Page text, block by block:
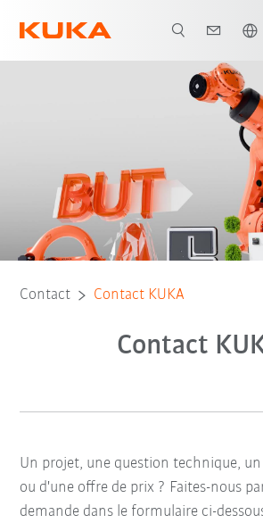
Contact Contact KUKA
Contact
Un projet, une question technique,
ou d'une offre de prix ? Faites-nous
demande dans le formulaire ci-